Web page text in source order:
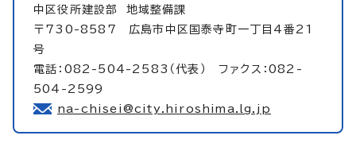
中区役所建設部 地域整備課
〒730-8587 広島市中区国泰寺町一丁目4番21
号
電話：082-504-2583（代表） ファクス：082-
504-2599
na-chisei@city.hiroshima.lg.jp